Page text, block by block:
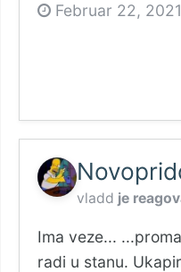
Februar 22, 2021
vladd je
Ima veze...
radi u stanu.